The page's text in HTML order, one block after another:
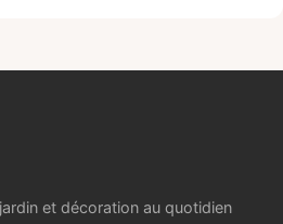
et décoration au quotidien